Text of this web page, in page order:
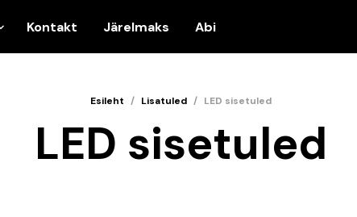
Kontakt Järelmaks Abi
Esileht / Lisatuled / LED sisetuled
LED sisetuled